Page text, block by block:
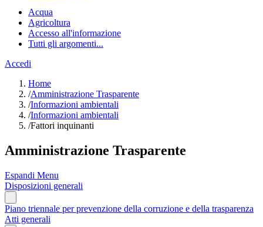
Acqua
Agricoltura
Accesso all'informazione
Tutti gli argomenti...
Accedi
Home
/Amministrazione Trasparente
/Informazioni ambientali
/Informazioni ambientali
/Fattori inquinanti
Amministrazione Trasparente
Espandi Menu
Disposizioni generali
Piano triennale per prevenzione della corruzione e della trasparenza
Atti generali